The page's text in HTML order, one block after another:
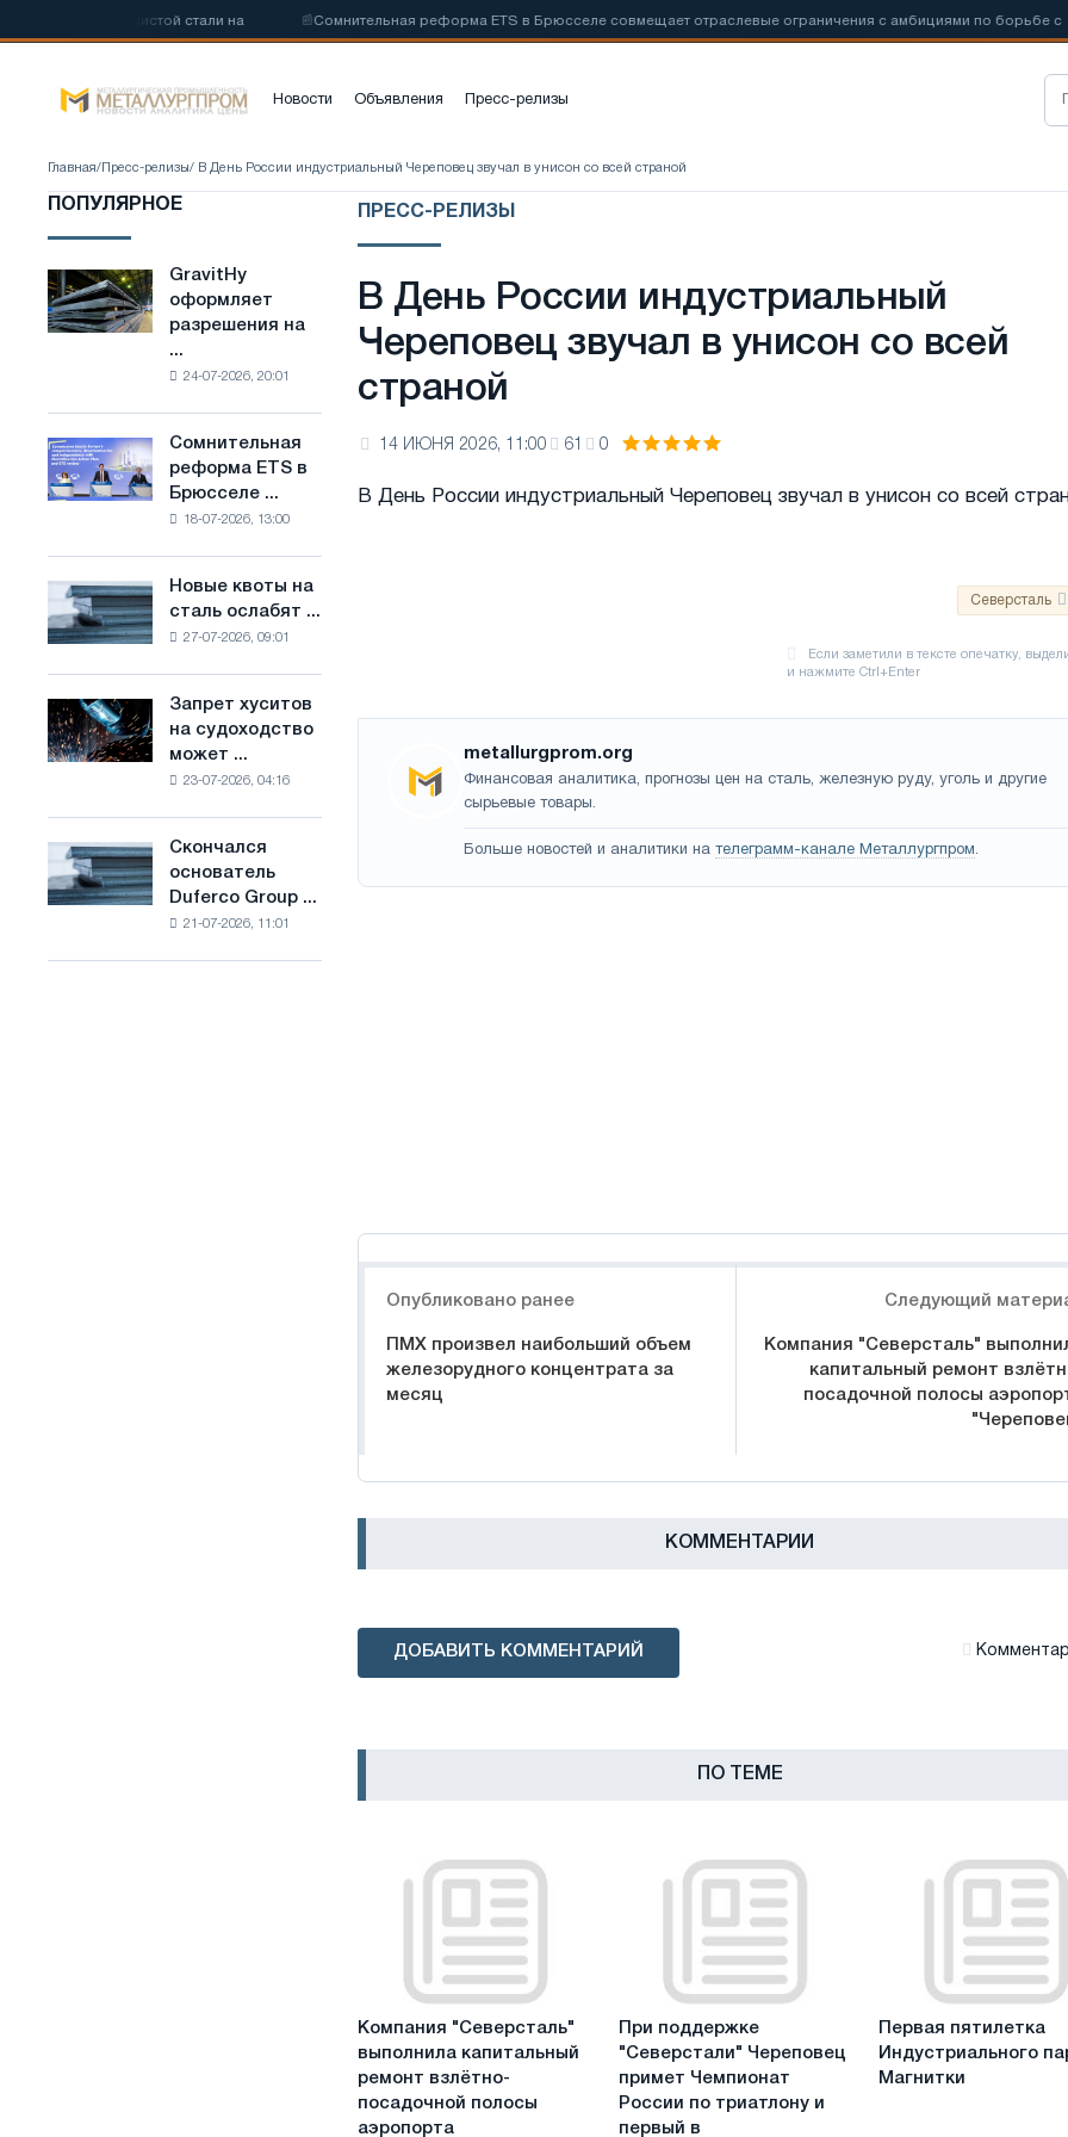
низкоуглеродистой стали на Сомнительная реформа ETS в Брюсселе совмещает отраслевые ограничения с амбициями по борьбе с
Новости Объявления Пресс-релизы
Главная/ Пресс-релизы/ В День России индустриальный Череповец звучал в унисон со всей страной
ПОПУЛЯРНОЕ
GravitHy
оформляет
разрешения
строительство
производству
низкоуглеродистой
основе
водорода
Франции
GravitHy
оформляет
разрешения на
...
24-07-2026, 20:01
Сомнительная
реформа
ETS
отраслевые
ограничения
амбициями
по
борьбе
с
Сомнительная
реформа ETS в
Брюсселе ...
18-07-2026, 13:00
Новые
квоты
на
конкуренцию
в
Новые квоты на
сталь ослабят ...
27-07-2026, 09:01
Запрет
хуситов
на
импорт
Саудовской
Запрет хуситов
на судоходство
может ...
23-07-2026, 04:16
Скончался
основатель
Duferco
Скончался
основатель
Duferco Group ...
21-07-2026, 11:01
ПРЕСС-РЕЛИЗЫ
В День России индустриальный
Череповец звучал в унисон со всей
страной
14 ИЮНЯ 2026, 11:00 61 0
В День России индустриальный Череповец звучал в унисон со всей
Северсталь
metallurgprom.org
Финансовая аналитика, прогнозы цен на сталь, железную руду, уголь и другие
сырьевые товары.
Больше новостей и аналитики на телеграмм-канале Металлургпром.
Опубликовано ранее
ПМХ произвел наибольший объем
железорудного концентрата за
месяц
Следующий
Компания "Северсталь"
капитальный ремонт
посадочной полосы
КОММЕНТАРИИ
ДОБАВИТЬ КОММЕНТАРИЙ
ПО ТЕМЕ
Компания
капитальный
ремонт
Компания "Северсталь"
выполнила капитальный
ремонт взлётно-
посадочной полосы
аэропорта
При
поддержке
"Северстали"
Череповец
примет
При поддержке
"Северстали" Череповец
примет Чемпионат
России по триатлону и
первый в
Первая
пятилетка
Индустриального
Первая пятилетка
Индустриального
Магнитки